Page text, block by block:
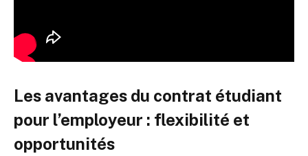
Les avantages du contrat étudiant
pour l’employeur : flexibilité et
opportunités